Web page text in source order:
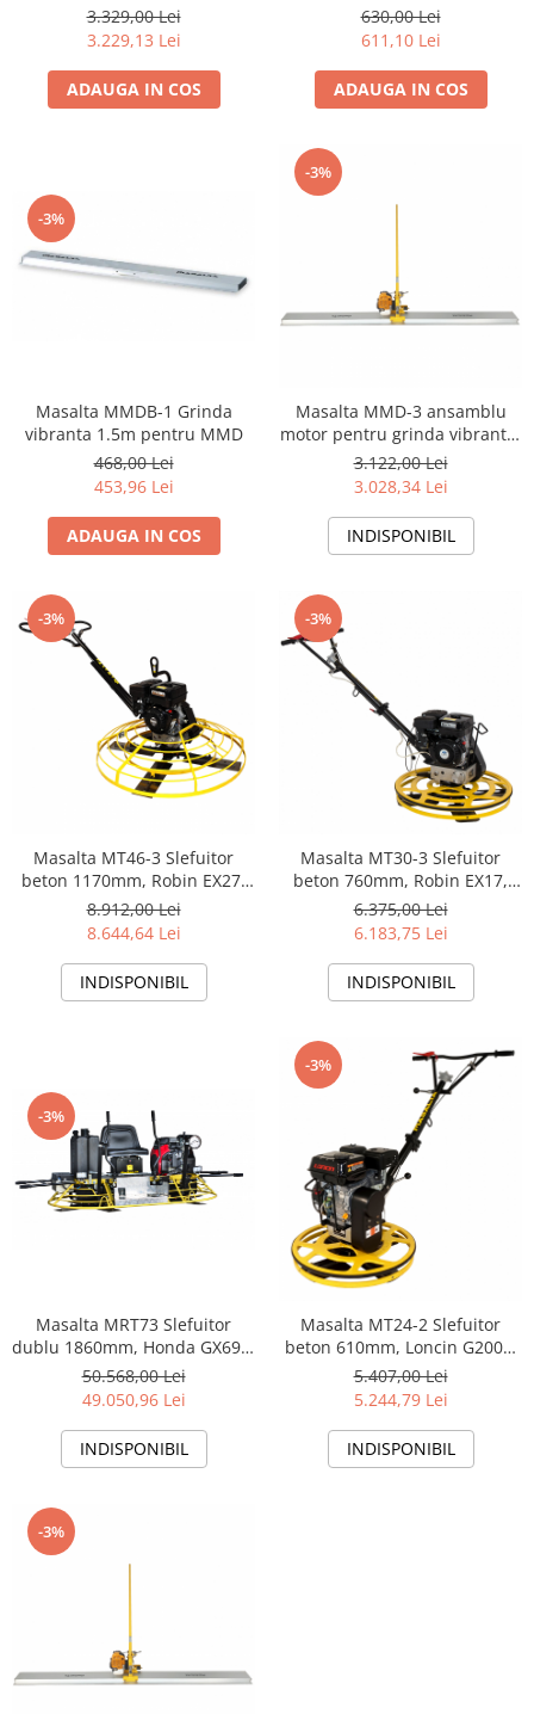
Honda GX25, benzina
3.329,00 Lei
3.229,13 Lei
ADAUGA IN COS
630,00 Lei
611,10 Lei
ADAUGA IN COS
-3%
Masalta MMDB-1 Grinda
vibranta 1.5m pentru MMD
468,00 Lei
453,96 Lei
ADAUGA IN COS
-3%
Masalta MMD-3 ansamblu
motor pentru grinda vibranta,
Robin EH025, benzina
3.122,00 Lei
3.028,34 Lei
INDISPONIBIL
-3%
Masalta MT46-3 Slefuitor
beton 1170mm, Robin EX27,
benzina
8.912,00 Lei
8.644,64 Lei
INDISPONIBIL
-3%
Masalta MT30-3 Slefuitor
beton 760mm, Robin EX17,
benzina
6.375,00 Lei
6.183,75 Lei
INDISPONIBIL
-3%
Masalta MRT73 Slefuitor
dublu 1860mm, Honda GX690,
benzina (permite discuri
flotoare)
50.568,00 Lei
49.050,96 Lei
INDISPONIBIL
-3%
Masalta MT24-2 Slefuitor
beton 610mm, Loncin G200F,
benzina
5.407,00 Lei
5.244,79 Lei
INDISPONIBIL
-3%